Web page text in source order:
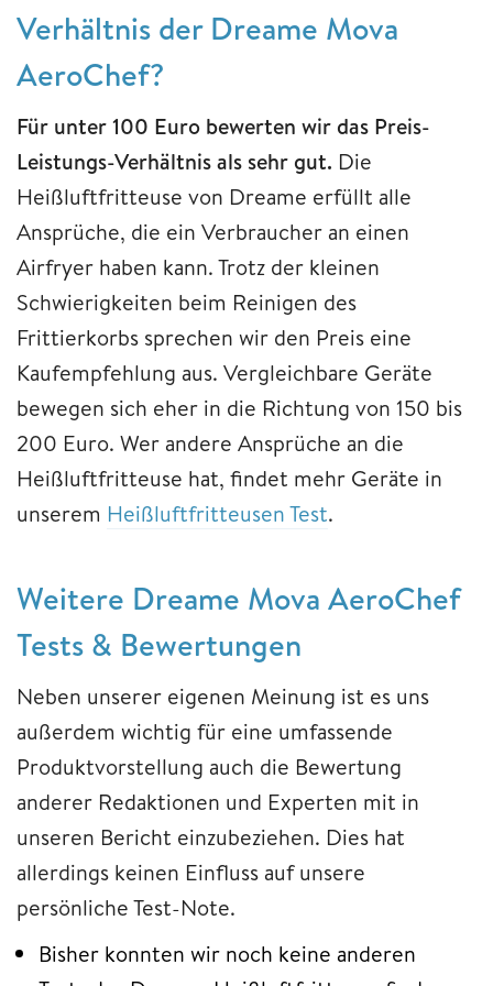
Verhältnis der Dreame Mova
AeroChef?
Für unter 100 Euro bewerten wir das Preis-
Leistungs-Verhältnis als sehr gut. Die
Heißluftfritteuse von Dreame erfüllt alle
Ansprüche, die ein Verbraucher an einen
Airfryer haben kann. Trotz der kleinen
Schwierigkeiten beim Reinigen des
Frittierkorbs sprechen wir den Preis eine
Kaufempfehlung aus. Vergleichbare Geräte
bewegen sich eher in die Richtung von 150 bis
200 Euro. Wer andere Ansprüche an die
Heißluftfritteuse hat, findet mehr Geräte in
unserem Heißluftfritteusen Test.
Weitere Dreame Mova AeroChef
Tests & Bewertungen
Neben unserer eigenen Meinung ist es uns
außerdem wichtig für eine umfassende
Produktvorstellung auch die Bewertung
anderer Redaktionen und Experten mit in
unseren Bericht einzubeziehen. Dies hat
allerdings keinen Einfluss auf unsere
persönliche Test-Note.
Bisher konnten wir noch keine anderen